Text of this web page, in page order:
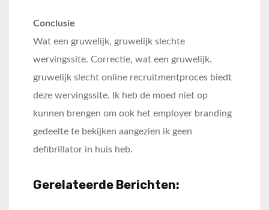
Conclusie
Wat een gruwelijk, gruwelijk slechte
wervingssite. Correctie, wat een gruwelijk.
gruwelijk slecht online recruitmentproces biedt
deze wervingssite. Ik heb de moed niet op
kunnen brengen om ook het employer branding
gedeelte te bekijken aangezien ik geen
defibrillator in huis heb.
Gerelateerde Berichten: